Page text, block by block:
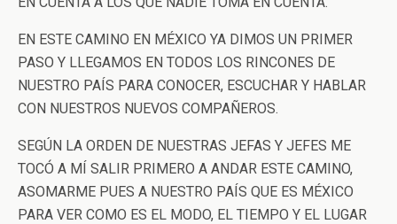
EN ESTE CAMINO EN MÉXICO YA DIMOS UN PRIMER
PASO Y LLEGAMOS EN TODOS LOS RINCONES DE
NUESTRO PAÍS PARA CONOCER, ESCUCHAR Y HABLAR
CON NUESTROS NUEVOS COMPAÑEROS.
SEGÚN LA ORDEN DE NUESTRAS JEFAS Y JEFES ME
TOCÓ A MÍ SALIR PRIMERO A ANDAR ESTE CAMINO,
ASOMARME PUES A NUESTRO PAÍS QUE ES MÉXICO
PARA VER COMO ES EL MODO, EL TIEMPO Y EL LUGAR